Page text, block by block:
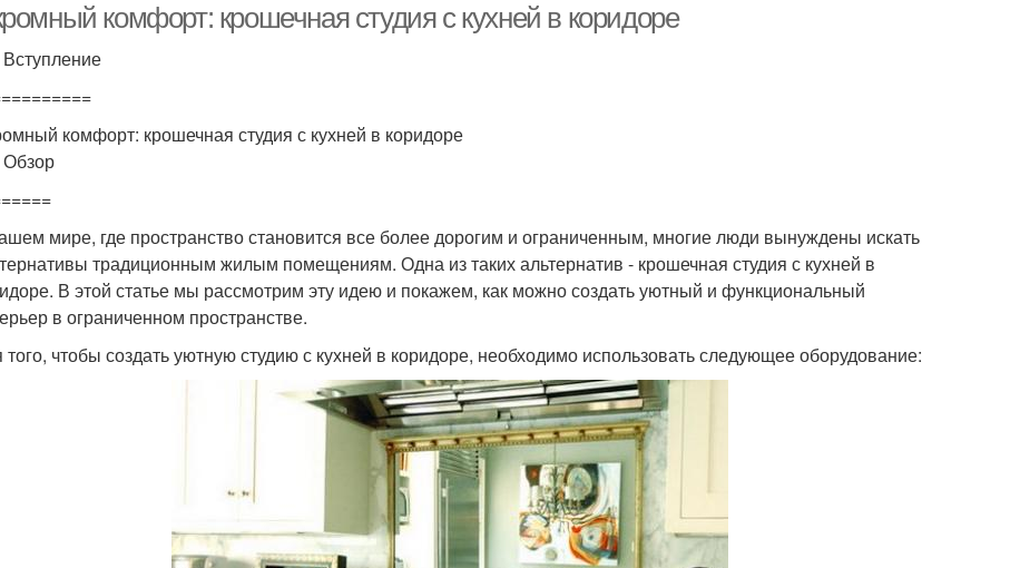
комфорт: крошечная студия с кухней в коридоре
комфорт: крошечная студия с кухней в коридоре
Обзор
мире, где пространство становится все более дорогим и ограниченным, многие люди вынуждены искать
традиционным жилым помещениям. Одна из таких альтернатив - крошечная студия с кухней в
В этой статье мы рассмотрим эту идею и покажем, как можно создать уютный и функциональный
в ограниченном пространстве.
того, чтобы создать уютную студию с кухней в коридоре, необходимо использовать следующее оборудование: